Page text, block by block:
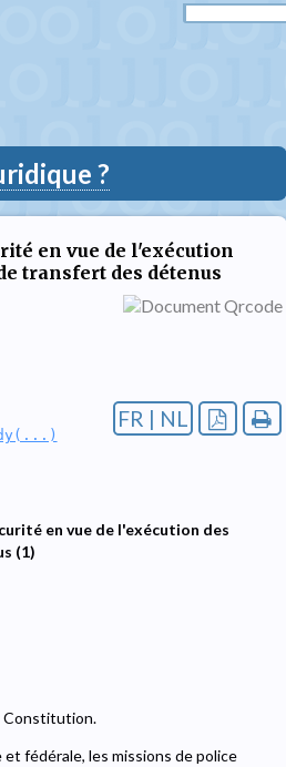
?
en vue de l'exécution
transfert des détenus
FR | NL
en vue de l'exécution des
(1)
Constitution.
fédérale, les missions de police